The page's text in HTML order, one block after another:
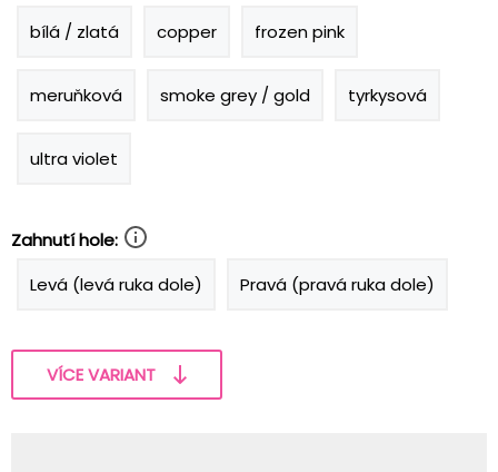
bílá / zlatá
copper frozen pink
meruňková smoke grey / gold tyrkysová
ultra violet
Zahnutí hole:
Levá (levá ruka dole)
Pravá (pravá ruka dole)
VÍCE VARIANT